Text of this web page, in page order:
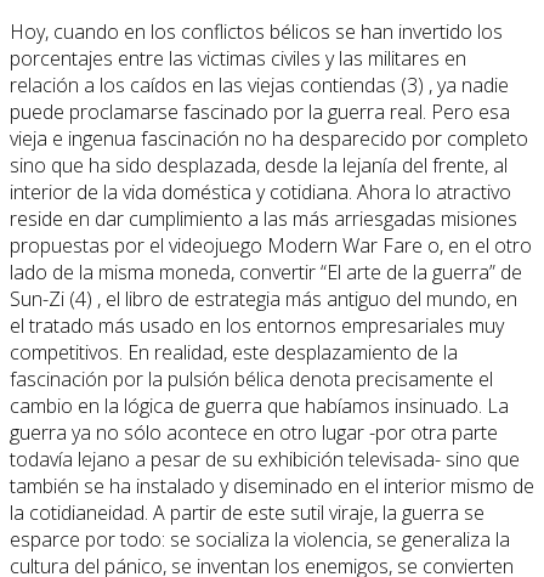
Hoy, cuando en los conflictos bélicos se han invertido los
porcentajes entre las victimas civiles y las militares en
relación a los caídos en las viejas contiendas (3) , ya nadie
puede proclamarse fascinado por la guerra real. Pero esa
vieja e ingenua fascinación no ha desparecido por completo
sino que ha sido desplazada, desde la lejanía del frente, al
interior de la vida doméstica y cotidiana. Ahora lo atractivo
reside en dar cumplimiento a las más arriesgadas misiones
propuestas por el videojuego Modern War Fare o, en el otro
lado de la misma moneda, convertir “El arte de la guerra” de
Sun-Zi (4) , el libro de estrategia más antiguo del mundo, en
el tratado más usado en los entornos empresariales muy
competitivos. En realidad, este desplazamiento de la
fascinación por la pulsión bélica denota precisamente el
cambio en la lógica de guerra que habíamos insinuado. La
guerra ya no sólo acontece en otro lugar -por otra parte
todavía lejano a pesar de su exhibición televisada- sino que
también se ha instalado y diseminado en el interior mismo de
la cotidianeidad. A partir de este sutil viraje, la guerra se
esparce por todo: se socializa la violencia, se generaliza la
cultura del pánico, se inventan los enemigos, se convierten